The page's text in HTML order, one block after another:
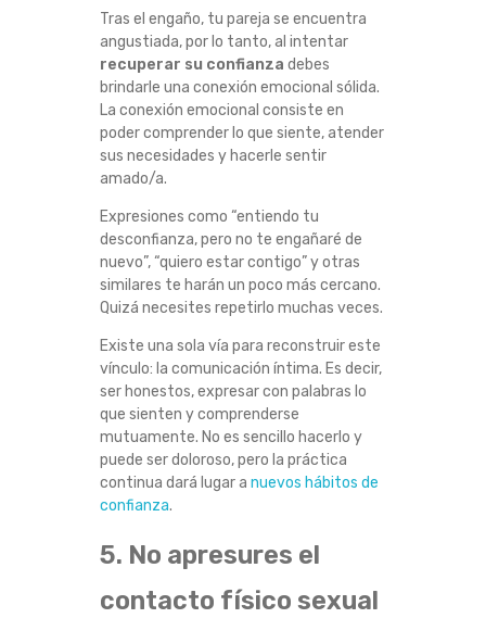
Tras el engaño, tu pareja se encuentra
angustiada, por lo tanto, al intentar
recuperar su confianza debes
brindarle una conexión emocional sólida.
La conexión emocional consiste en
poder comprender lo que siente, atender
sus necesidades y hacerle sentir
amado/a.
Expresiones como “entiendo tu
desconfianza, pero no te engañaré de
nuevo”, “quiero estar contigo” y otras
similares te harán un poco más cercano.
Quizá necesites repetirlo muchas veces.
Existe una sola vía para reconstruir este
vínculo: la comunicación íntima. Es decir,
ser honestos, expresar con palabras lo
que sienten y comprenderse
mutuamente. No es sencillo hacerlo y
puede ser doloroso, pero la práctica
continua dará lugar a nuevos hábitos de
confianza.
5. No apresures el
contacto físico sexual